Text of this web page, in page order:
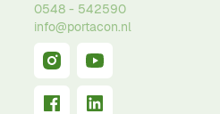
0548 - 542590
info@portacon.nl